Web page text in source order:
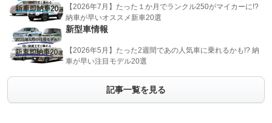
【2026年7月】たった１か月でランクル250がマイカーに!?
納車が早いオススメ新車20選
新型車情報
【2026年5月】たった2週間であの人気車に乗れるかも!? 納
車が早い注目モデル20選
記事一覧を見る